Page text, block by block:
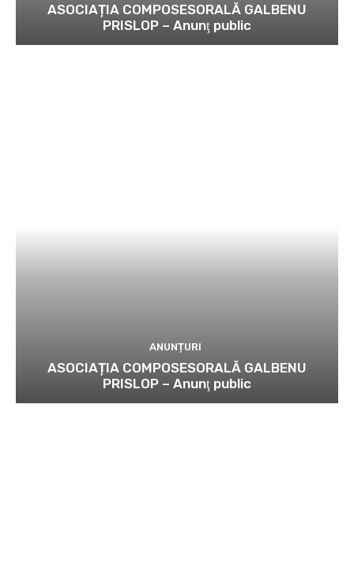
ASOCIAȚIA COMPOSESORALĂ GALBENU
PRISLOP – Anunţ public
ANUNȚURI
ASOCIAȚIA COMPOSESORALĂ GALBENU
PRISLOP – Anunţ public